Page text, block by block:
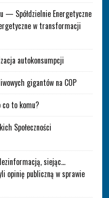
— Spółdzielnie Energetyczne
w transformacji
autokonsumpcji
gigantów na COP
co to komu?
Społeczności
siejąc…
opinię publiczną w sprawie